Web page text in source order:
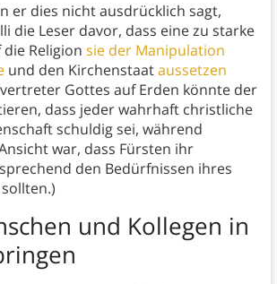
er dies nicht ausdrücklich sagt,
die Leser davor, dass eine zu starke
Religion sie der Manipulation
und den Kirchenstaataussetzen
Gottes auf Erden könnte der
dass jeder wahrhaft christliche
schuldig sei, während
war, dass Fürsten ihr
den Bedürfnissen ihres
und Kollegen in